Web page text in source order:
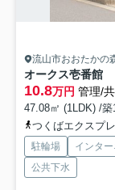
流山市おおたかの
オークス壱番館
10.8万円 管理/
47.08㎡ (1LDK) /
つくばエクスプ
駐輪場 インタ
公共下水